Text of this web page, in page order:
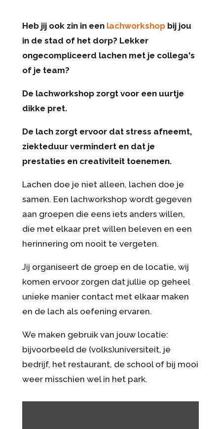
Heb jij ook zin in een lachworkshopbij jou
in de stad of het dorp? Lekker
ongecompliceerd lachen met je collega's
of je team?
De lachworkshop zorgt voor een uurtje
dikke pret.
De lach zorgt ervoor dat stress afneemt,
ziekteduur vermindert en dat je
prestaties en creativiteit toenemen.
Lachen doe je niet alleen, lachen doe je
samen. Een lachworkshop wordt gegeven
aan groepen die eens iets anders willen,
die met elkaar pret willen beleven en een
herinnering om nooit te vergeten.
Jij organiseert de groep en de locatie, wij
komen ervoor zorgen dat jullie op geheel
unieke manier contact met elkaar maken
en de lach als oefening ervaren.
We maken gebruik van jouw locatie:
bijvoorbeeld de (volks)universiteit, je
bedrijf, het restaurant, de school of bij mooi
weer misschien wel in het park.